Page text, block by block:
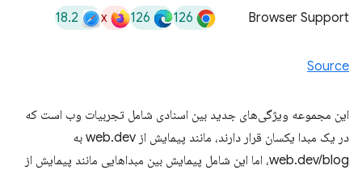
Browser Support
126
126
x
18.2
Source
این مجموعه ویژگی‌های جدید بین اسنادی شامل تجربیات وب است که
در یک مبدا یکسان قرار دارند، مانند پیمایش از web.dev به
web.dev/blog، اما این شامل پیمایش بین مبداهایی مانند پیمایش از